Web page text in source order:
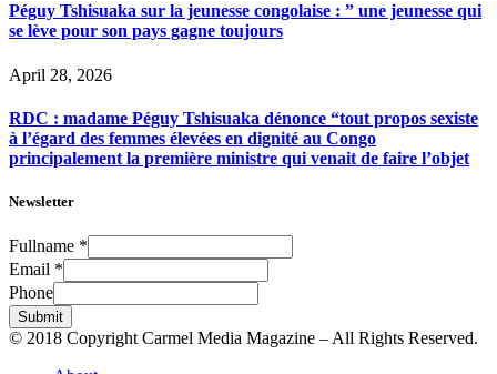
Péguy Tshisuaka sur la jeunesse congolaise : ” une jeunesse qui
se lève pour son pays gagne toujours
April 28, 2026
RDC : madame Péguy Tshisuaka dénonce “tout propos sexiste
à l’égard des femmes élevées en dignité au Congo
principalement la première ministre qui venait de faire l’objet
Newsletter
Fullname *
Email *
Phone
Submit
© 2018 Copyright Carmel Media Magazine – All Rights Reserved.